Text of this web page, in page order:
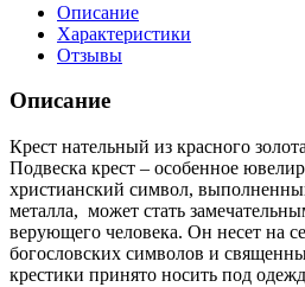
Описание
Характеристики
Отзывы
Описание
Крест нательный из красного
Подвеска крест – особенное
христианский символ,
металла, может стать
верующего человека. Он несет на
богословских символов и
крестики принято носить под